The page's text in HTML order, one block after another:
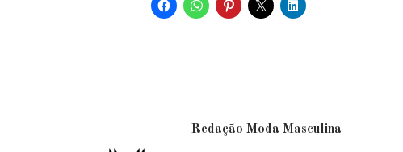
Redação Moda Masculina